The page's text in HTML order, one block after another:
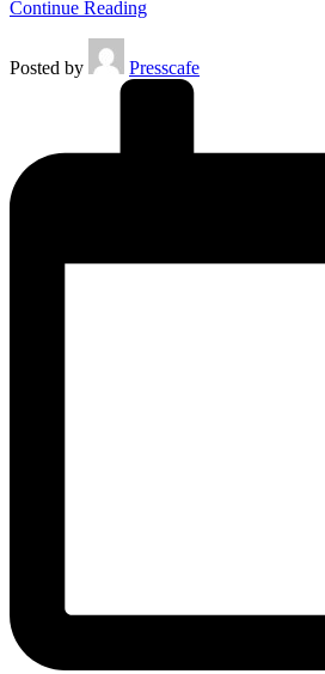
Continue Reading
Posted by Presscafe